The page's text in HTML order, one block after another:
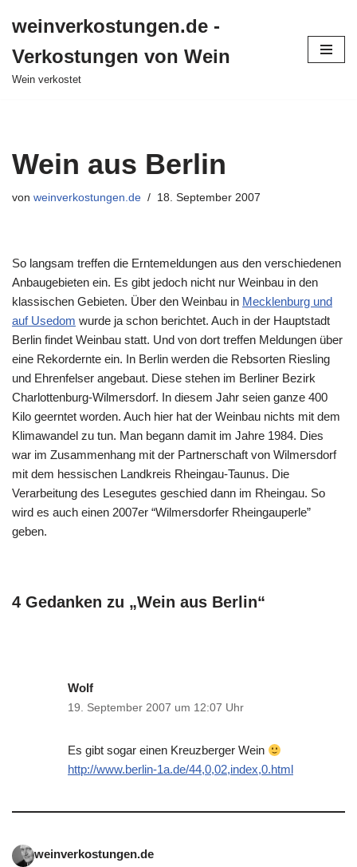
Inhalt
springen
weinverkostungen.de -
Verkostungen von Wein
Wein verkostet
Wein aus Berlin
von weinverkostungen.de 18. September 2007
So langsam treffen die Erntemeldungen aus den verschiedenen
Anbaugebieten ein. Es gibt jedoch nicht nur Weinbau in den
klassischen Gebieten. Über den Weinbau in Mecklenburg und
auf Usedom wurde ja schon berichtet. Auch in der Hauptstadt
Berlin findet Weinbau statt. Und von dort treffen Meldungen über
eine Rekordernte ein. In Berlin werden die Rebsorten Riesling
und Ehrenfelser angebaut. Diese stehen im Berliner Bezirk
Charlottenburg-Wilmersdorf. In diesem Jahr seien ganze 400
Kilo geerntet worden. Auch hier hat der Weinbau nichts mit dem
Klimawandel zu tun. Man begann damit im Jahre 1984. Dies
war im Zusammenhang mit der Partnerschaft von Wilmersdorf
mit dem hessischen Landkreis Rheingau-Taunus. Die
Verarbeitung des Lesegutes geschied dann im Rheingau. So
wird es auch einen 2007er “Wilmersdorfer Rheingauperle”
geben.
4 Gedanken zu „Wein aus Berlin“
Wolf
19. September 2007 um 12:07 Uhr
Es gibt sogar einen Kreuzberger Wein
http://www.berlin-1a.de/44,0,02,index,0.html
weinverkostungen.de